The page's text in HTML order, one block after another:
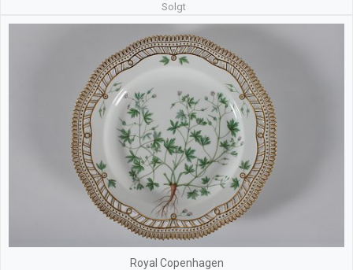
Solgt
Royal Copenhagen